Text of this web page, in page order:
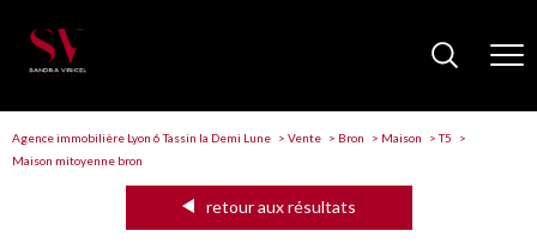
Agence immobilière Lyon 6 Tassin la Demi Lune Vente Bron Maison
T5
Maison mitoyenne bron
retour aux résultats